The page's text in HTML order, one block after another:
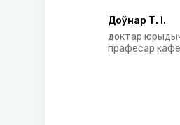
Доўнар Т. І.
доктар
прафесар